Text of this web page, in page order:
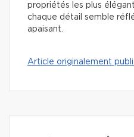
propriétés les plus
chaque détail semble
apaisant.
Article originalement